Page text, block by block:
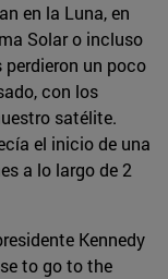
en la Luna, en
Solar o incluso
un poco
con los
satélite.
el inicio de una
a lo largo de 2
Kennedy
to go to the